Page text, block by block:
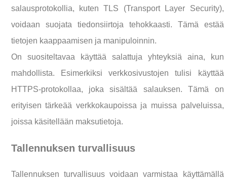
salausprotokollia, kuten TLS (Transport Layer Security),
voidaan suojata tiedonsiirtoja tehokkaasti. Tämä estää
tietojen kaappaamisen ja manipuloinnin.
On suositeltavaa käyttää salattuja yhteyksiä aina, kun
mahdollista. Esimerkiksi verkkosivustojen tulisi käyttää
HTTPS-protokollaa, joka sisältää salauksen. Tämä on
erityisen tärkeää verkkokaupoissa ja muissa palveluissa,
joissa käsitellään maksutietoja.
Tallennuksen turvallisuus
Tallennuksen turvallisuus voidaan varmistaa käyttämällä